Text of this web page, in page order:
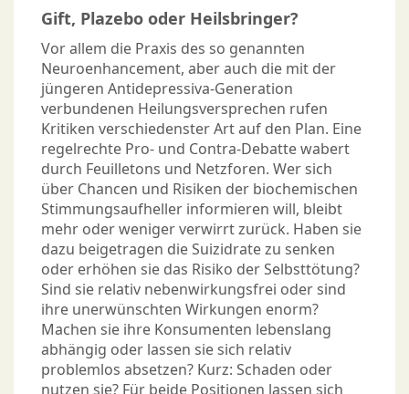
Gift, Plazebo oder Heilsbringer?
Vor allem die Praxis des so genannten
Neuroenhancement, aber auch die mit der
jüngeren Antidepressiva-Generation
verbundenen Heilungsversprechen rufen
Kritiken verschiedenster Art auf den Plan. Eine
regelrechte Pro- und Contra-Debatte wabert
durch Feuilletons und Netzforen. Wer sich
über Chancen und Risiken der biochemischen
Stimmungsaufheller informieren will, bleibt
mehr oder weniger verwirrt zurück. Haben sie
dazu beigetragen die Suizidrate zu senken
oder erhöhen sie das Risiko der Selbsttötung?
Sind sie relativ nebenwirkungsfrei oder sind
ihre unerwünschten Wirkungen enorm?
Machen sie ihre Konsumenten lebenslang
abhängig oder lassen sie sich relativ
problemlos absetzen? Kurz: Schaden oder
nutzen sie? Für beide Positionen lassen sich